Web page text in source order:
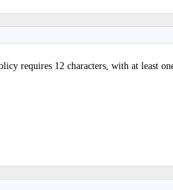
requires 12 characters, with at least